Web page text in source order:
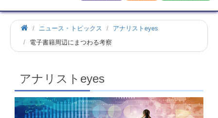
ホ
ー
ニュース・トピックス
アナリストeyes
電子書籍周辺にまつわる考察
アナリストeyes